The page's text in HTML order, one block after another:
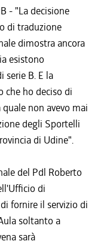
- "La decisione
di traduzione
dimostra ancora
esistono
serie B. E la
ho deciso di
non avevo mai
degli Sportelli
di Udine".
del Pdl Roberto
di
fornire il servizio di
soltanto a
sarà